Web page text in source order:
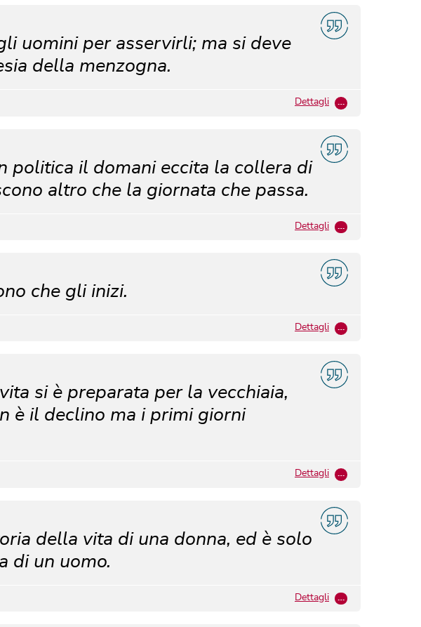
uomini per asservirli; ma si deve
della menzogna.
Dettagli …
politica il domani eccita la collera di
altro che la giornata che passa.
Dettagli …
che gli inizi.
Dettagli …
si è preparata per la vecchiaia,
è il declino ma i primi giorni
Dettagli …
della vita di una donna, ed è solo
di un uomo.
Dettagli …